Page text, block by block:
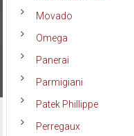
Movado
Omega
Panerai
Parmigiani
Patek Phillippe
Perregaux